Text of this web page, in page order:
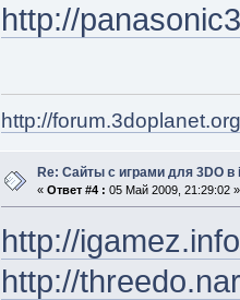
http://
http://
Re: Сайты с играми для 3DO
« Ответ #4 : 05 Май 2009, 21:29:02 »
http://
http://